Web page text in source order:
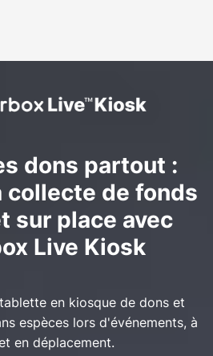
dons partout :
collecte de fonds
sur place avec
Live Kiosk
en kiosque de dons et
espèces lors d'événements, à
en déplacement.